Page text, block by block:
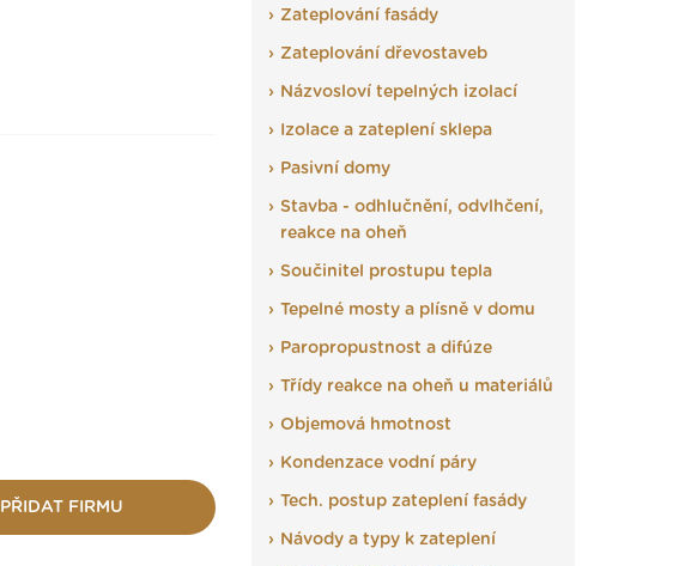
PŘIDAT FIRMU
Zateplování fasády
Zateplování dřevostaveb
Názvosloví tepelných izolací
Izolace a zateplení sklepa
Pasivní domy
Stavba - odhlučnění, odvlhčení,
reakce na oheň
Součinitel prostupu tepla
Tepelné mosty a plísně v domu
Paropropustnost a difúze
Třídy reakce na oheň u materiálů
Objemová hmotnost
Kondenzace vodní páry
Tech. postup zateplení fasády
Návody a typy k zateplení